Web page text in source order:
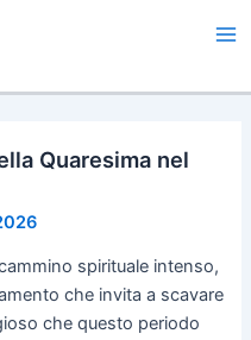
Quaresima nel
spirituale intenso,
che invita a scavare
che questo periodo